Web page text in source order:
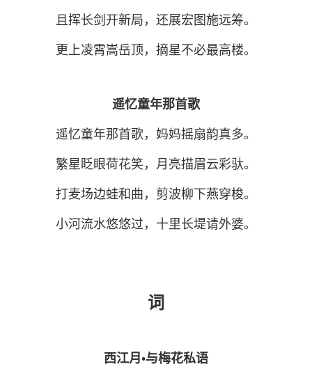
且挥长剑开新局，还展宏图施远筹。
更上凌霄嵩岳顶，摘星不必最高楼。
遥忆童年那首歌
遥忆童年那首歌，妈妈摇扇韵真多。
繁星眨眼荷花笑，月亮描眉云彩驮。
打麦场边蛙和曲，剪波柳下燕穿梭。
小河流水悠悠过，十里长堤请外婆。
词
西江月•与梅花私语